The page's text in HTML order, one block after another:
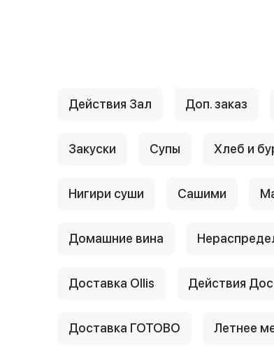
Действия Зал Доп. заказ
Закуски Супы Хлеб и
Нигири суши Сашими
Домашние вина
Доставка Ollis Действия
Доставка ГОТОВО Летнее